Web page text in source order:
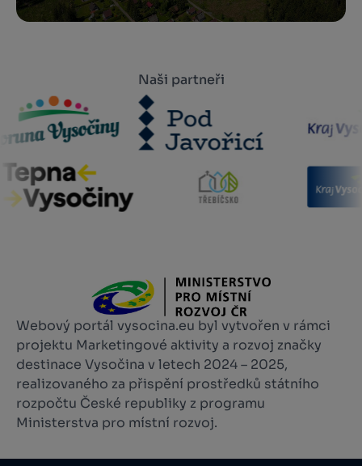
Naši partneři
Webový portál vysocina.eu byl vytvořen v rámci
projektu Marketingové aktivity a rozvoj značky
destinace Vysočina v letech 2024 – 2025,
realizovaného za přispění prostředků státního
rozpočtu České republiky z programu
Ministerstva pro místní rozvoj.